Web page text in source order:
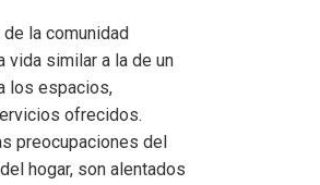
la comunidad
vida similar a la de un
los espacios,
ofrecidos.
preocupaciones del
hogar, son alentados